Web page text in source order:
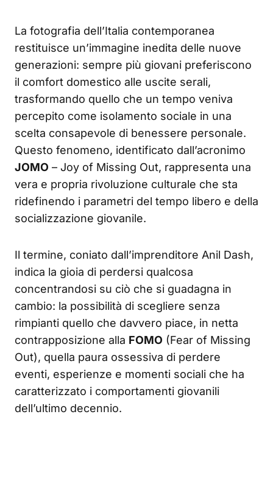
La fotografia dell’Italia contemporanea
restituisce un’immagine inedita delle nuove
generazioni: sempre più giovani preferiscono
il comfort domestico alle uscite serali,
trasformando quello che un tempo veniva
percepito come isolamento sociale in una
scelta consapevole di benessere personale.
Questo fenomeno, identificato dall’acronimo
JOMO – Joy of Missing Out, rappresenta una
vera e propria rivoluzione culturale che sta
ridefinendo i parametri del tempo libero e della
socializzazione giovanile.
Il termine, coniato dall’imprenditore Anil Dash,
indica la gioia di perdersi qualcosa
concentrandosi su ciò che si guadagna in
cambio: la possibilità di scegliere senza
rimpianti quello che davvero piace, in netta
contrapposizione alla FOMO (Fear of Missing
Out), quella paura ossessiva di perdere
eventi, esperienze e momenti sociali che ha
caratterizzato i comportamenti giovanili
dell’ultimo decennio.